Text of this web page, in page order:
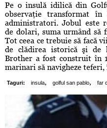
Pe o insulă idilică din
observaţie transformat
administratori. Jobul este
de dolari, suma urmând să
Tot ceea ce trebuie să facă
de clădirea istorică şi de
Brother a fost construit în
marinari să navigheze teferi,
Taguri: insula, golful san pablo, far